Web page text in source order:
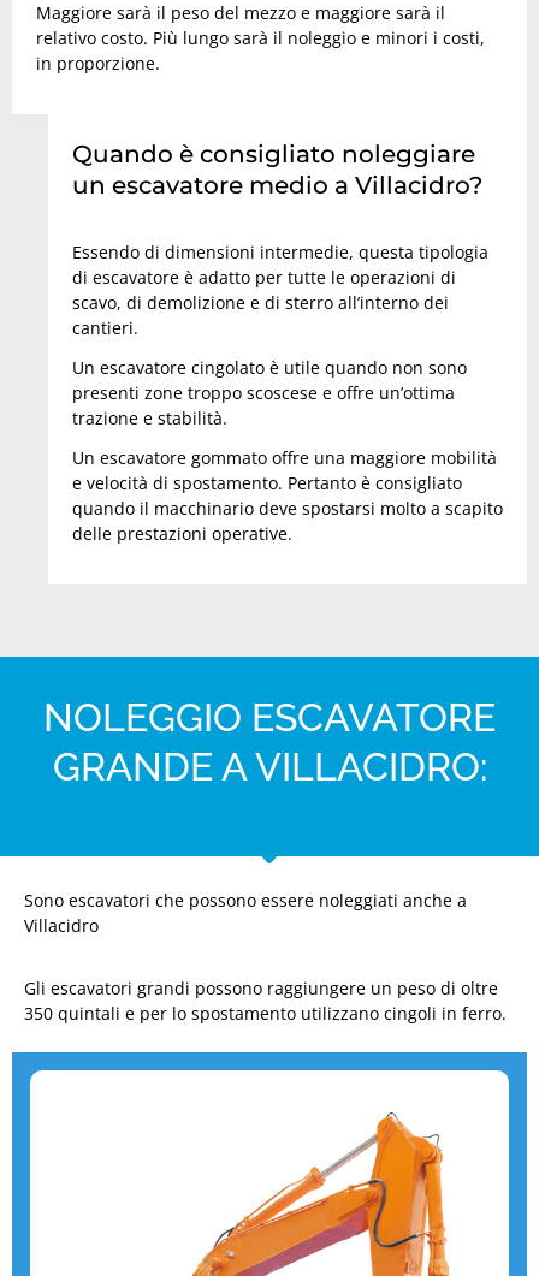
Maggiore sarà il peso del mezzo e maggiore sarà il
relativo costo. Più lungo sarà il noleggio e minori i costi,
in proporzione.
Quando è consigliato noleggiare
un escavatore medio a Villacidro?
Essendo di dimensioni intermedie, questa tipologia
di escavatore è adatto per tutte le operazioni di
scavo, di demolizione e di sterro all’interno dei
cantieri.
Un escavatore cingolato è utile quando non sono
presenti zone troppo scoscese e offre un’ottima
trazione e stabilità.
Un escavatore gommato offre una maggiore mobilità
e velocità di spostamento. Pertanto è consigliato
quando il macchinario deve spostarsi molto a scapito
delle prestazioni operative.
NOLEGGIO ESCAVATORE
GRANDE A VILLACIDRO:
Sono escavatori che possono essere noleggiati anche a
Villacidro
Gli escavatori grandi possono raggiungere un peso di oltre
350 quintali e per lo spostamento utilizzano cingoli in ferro.